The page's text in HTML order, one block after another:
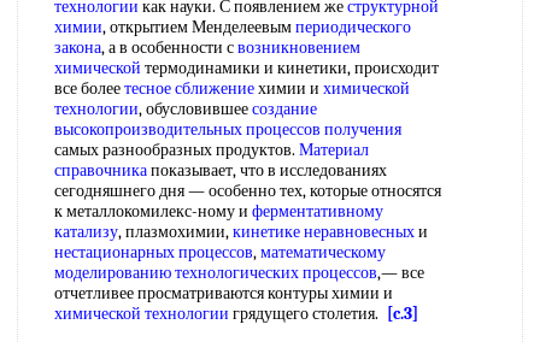
технологии как науки. С появлением жеструктурной
химии, открытием Менделеевымпериодического
закона, а в особенности свозникновением
химической термодинамики и кинетики, происходит
все болеетесное сближениехимии и химической
технологии, обусловившеесоздание
высокопроизводительныхпроцессов получения
самых разнообразных продуктов. Материал
справочникапоказывает, что в исследованиях
сегодняшнего дня — особенно тех, которые относятся
к металлокомилекс-ному и ферментативному
катализу, плазмохимии,кинетике неравновесныхи
нестационарных процессов,математическому
моделированию технологических процессов,— все
отчетливее просматриваются контуры химии и
химической технологии грядущего столетия.
[c.3]